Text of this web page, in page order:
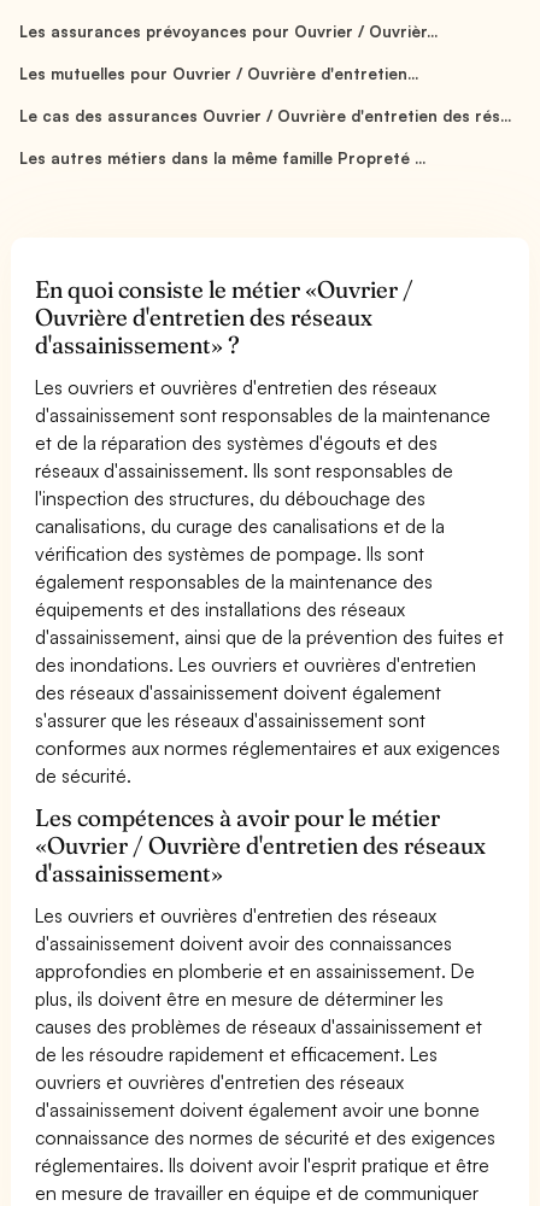
Les assurances prévoyances pour Ouvrier / Ouvrièr...
Les mutuelles pour Ouvrier / Ouvrière d'entretien...
Le cas des assurances Ouvrier / Ouvrière d'entretien des rés...
Les autres métiers dans la même famille Propreté ...
En quoi consiste le métier «Ouvrier /
Ouvrière d'entretien des réseaux
d'assainissement» ?
Les ouvriers et ouvrières d'entretien des réseaux
d'assainissement sont responsables de la maintenance
et de la réparation des systèmes d'égouts et des
réseaux d'assainissement. Ils sont responsables de
l'inspection des structures, du débouchage des
canalisations, du curage des canalisations et de la
vérification des systèmes de pompage. Ils sont
également responsables de la maintenance des
équipements et des installations des réseaux
d'assainissement, ainsi que de la prévention des fuites et
des inondations. Les ouvriers et ouvrières d'entretien
des réseaux d'assainissement doivent également
s'assurer que les réseaux d'assainissement sont
conformes aux normes réglementaires et aux exigences
de sécurité.
Les compétences à avoir pour le métier
«Ouvrier / Ouvrière d'entretien des réseaux
d'assainissement»
Les ouvriers et ouvrières d'entretien des réseaux
d'assainissement doivent avoir des connaissances
approfondies en plomberie et en assainissement. De
plus, ils doivent être en mesure de déterminer les
causes des problèmes de réseaux d'assainissement et
de les résoudre rapidement et efficacement. Les
ouvriers et ouvrières d'entretien des réseaux
d'assainissement doivent également avoir une bonne
connaissance des normes de sécurité et des exigences
réglementaires. Ils doivent avoir l'esprit pratique et être
en mesure de travailler en équipe et de communiquer